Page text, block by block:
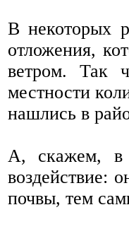
В некоторых
отложения,
ветром. Так
местности
нашлись в
А, скажем, в
воздействие:
почвы, тем